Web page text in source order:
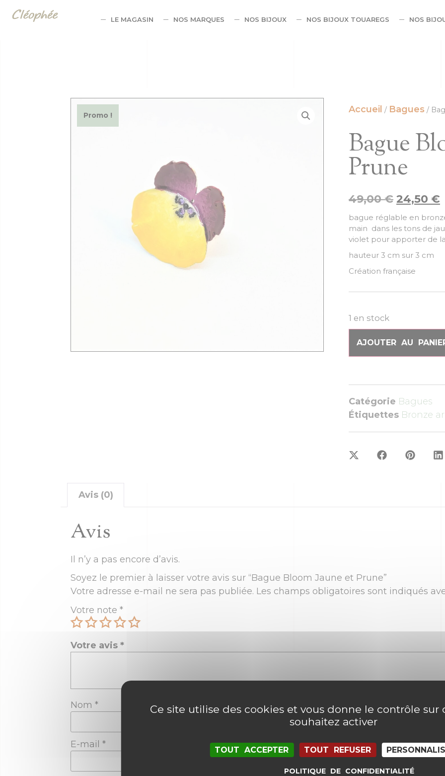
LE MAGASIN NOS MARQUES NOS BIJOUX NOS BIJOUX TOUAREGS NOS
Promo !
Accueil / Bagues /
Bague
Prune
49,00€ 24,50 €
bague réglable en
main dans les tons de
violet pour apporter de
hauteur 3 cm sur 3 cm
Création française
1 en stock
AJOUTER AU
Catégorie Bagues
Étiquettes Bronze
Avis (0)
Avis
Il n’y a pas encore d’avis.
Soyez le premier à laisser votre avis sur “Bague Bloom Jaune et Prune”
Votre adresse e-mail ne sera pas publiée. Les champs obligatoires sont indiqués
Votre note *
Votre avis *
Nom *
E-mail *
Ce site utilise des cookies et vous donne le contrôle sur
souhaitez activer
TOUT ACCEPTER TOUT REFUSER
POLITIQUE DE CONFIDENTIALITÉ